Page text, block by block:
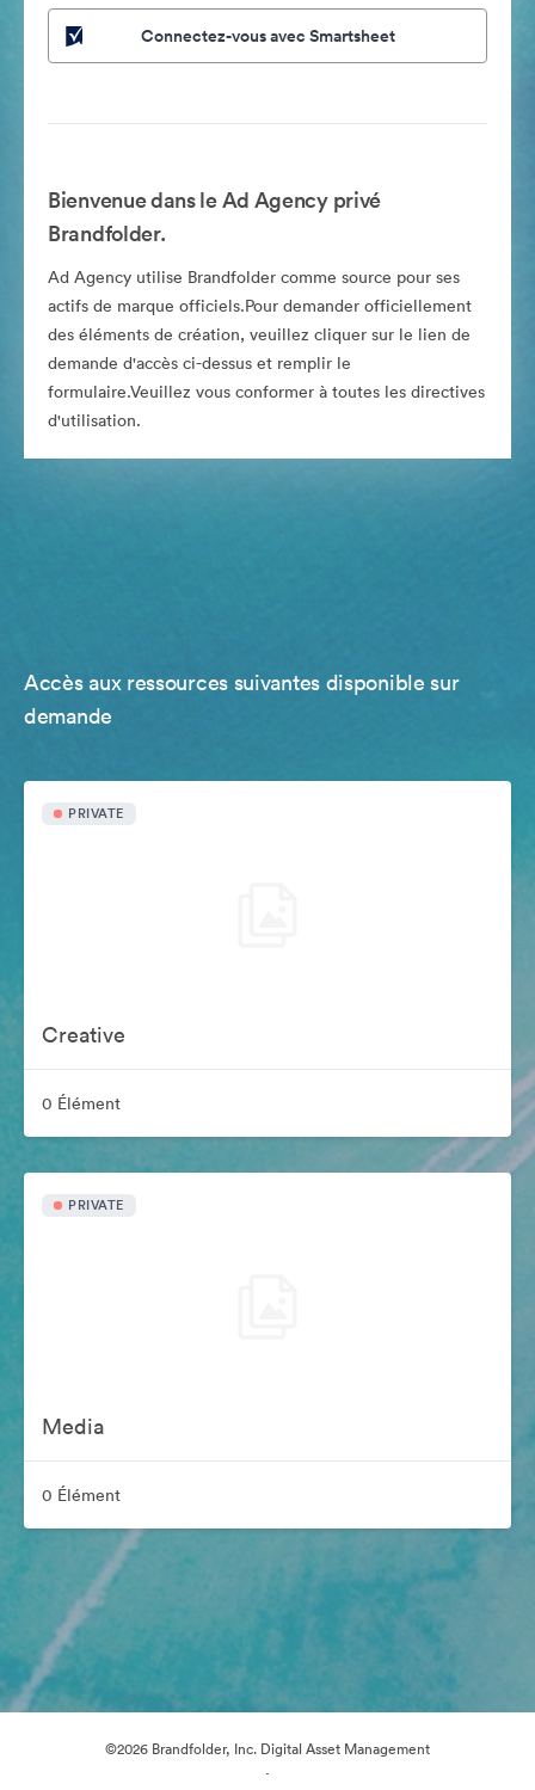
Connectez-vous avec Smartsheet
Bienvenue dans le Ad Agency privé
Brandfolder.
Ad Agency utilise Brandfolder comme source pour ses
actifs de marque officiels.Pour demander officiellement
des éléments de création, veuillez cliquer sur le lien de
demande d'accès ci-dessus et remplir le
formulaire.Veuillez vous conformer à toutes les directives
d'utilisation.
Accès aux ressources suivantes disponible sur
demande
PRIVATE
Creative
0 Élément
PRIVATE
Media
0 Élément
©2026 Brandfolder, Inc. Digital Asset Management
·